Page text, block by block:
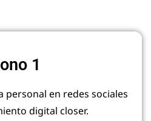
1
personal en redes sociales
digital closer.